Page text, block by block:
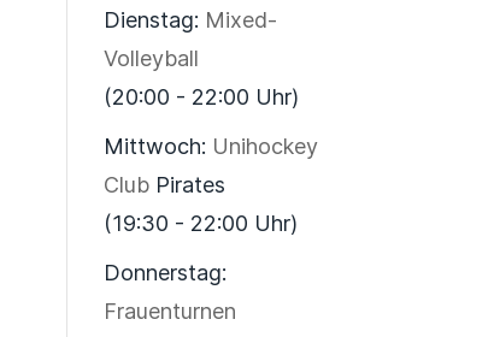
Dienstag: Mixed-
Volleyball
(20:00 - 22:00 Uhr)
Mittwoch: Unihockey
Club Pirates
(19:30 - 22:00 Uhr)
Donnerstag:
Frauenturnen